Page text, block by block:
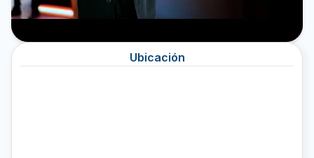
Ubicación